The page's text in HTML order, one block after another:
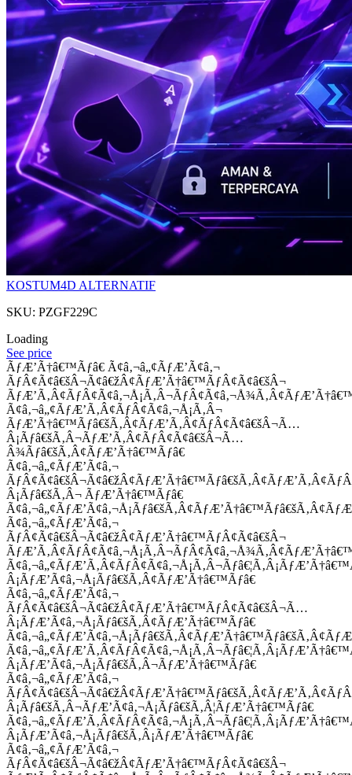
KOSTUM4D ALTERNATIF
SKU: PZGF229C
Loading
See price
ÃƒÆ’Ã†â€™Ãƒâ€ Ã¢â‚¬â„¢ÃƒÆ’Ã¢â‚¬
ÃƒÂ¢Ã¢â€šÂ¬Ã¢â€žÂ¢ÃƒÆ’Ã†â€™ÃƒÂ¢Ã¢â€šÂ¬
Ã¢â‚¬â„¢ÃƒÆ’Ã‚Â¢ÃƒÂ¢Ã¢â‚¬Å¡Ã‚Â¬
ÃƒÆ’Ã†â€™Ãƒâ€šÃ‚Â¢ÃƒÆ’Ã‚Â¢ÃƒÂ¢Ã¢â€šÂ¬Ã…
Â¡Ãƒâ€šÃ‚Â¬ÃƒÆ’Ã‚Â¢ÃƒÂ¢Ã¢â€šÂ¬Ã…
Â¾Ãƒâ€šÃ‚Â¢ÃƒÆ’Ã†â€™Ãƒâ€
Ã¢â‚¬â„¢ÃƒÆ’Ã¢â‚¬
Â¡Ãƒâ€šÃ‚Â¬ ÃƒÆ’Ã†â€™Ãƒâ€
Ã¢â‚¬â„¢ÃƒÆ’Ã¢â‚¬
ÃƒÂ¢Ã¢â€šÂ¬Ã¢â€žÂ¢ÃƒÆ’Ã†â€™ÃƒÂ¢Ã¢â€šÂ¬
Â¡ÃƒÆ’Ã¢â‚¬Å¡Ãƒâ€šÃ‚Â¢ÃƒÆ’Ã†â€™Ãƒâ€
Ã¢â‚¬â„¢ÃƒÆ’Ã¢â‚¬
ÃƒÂ¢Ã¢â€šÂ¬Ã¢â€žÂ¢ÃƒÆ’Ã†â€™ÃƒÂ¢Ã¢â€šÂ¬Ã…
Â¡ÃƒÆ’Ã¢â‚¬Å¡Ãƒâ€šÃ‚Â¢ÃƒÆ’Ã†â€™Ãƒâ€
Â¡ÃƒÆ’Ã¢â‚¬Å¡Ãƒâ€šÃ‚Â¬ÃƒÆ’Ã†â€™Ãƒâ€
Ã¢â‚¬â„¢ÃƒÆ’Ã¢â‚¬
Â¡Ãƒâ€šÃ‚Â¬ÃƒÆ’Ã¢â‚¬Å¡Ãƒâ€šÃ‚Â¦ÃƒÆ’Ã†â€™Ãƒâ€
Â¡ÃƒÆ’Ã¢â‚¬Å¡Ãƒâ€šÃ‚Â¡ÃƒÆ’Ã†â€™Ãƒâ€
Ã¢â‚¬â„¢ÃƒÆ’Ã¢â‚¬
ÃƒÂ¢Ã¢â€šÂ¬Ã¢â€žÂ¢ÃƒÆ’Ã†â€™ÃƒÂ¢Ã¢â€šÂ¬